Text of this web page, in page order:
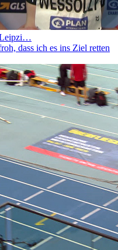
Leipzi…
dass ich es ins Ziel retten